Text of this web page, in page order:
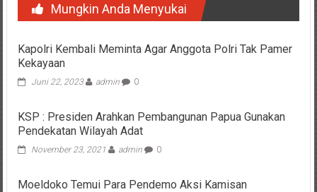
Mungkin Anda Menyukai
Kapolri Kembali Meminta Agar Anggota Polri Tak Pamer
Kekayaan
Juni 22, 2023 admin 0
KSP : Presiden Arahkan Pembangunan Papua Gunakan
Pendekatan Wilayah Adat
November 23, 2021 admin 0
Moeldoko Temui Para Pendemo Aksi Kamisan